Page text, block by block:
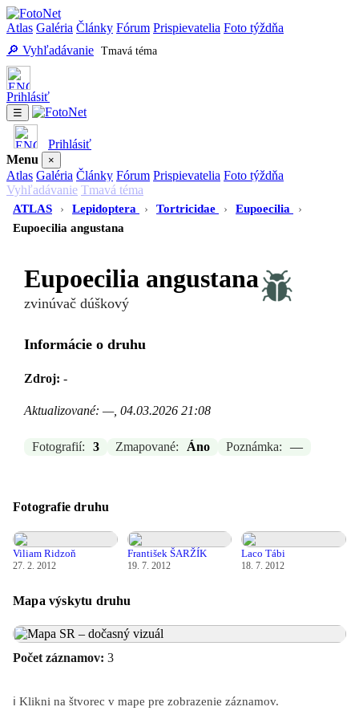
Atlas Galéria Články Fórum Prispievatelia Foto týždňa
🔎 Vyhľadávanie Tmavá téma
Prihlásiť
☰
Prihlásiť
Menu
×
Atlas Galéria Články Fórum Prispievatelia Foto týždňa
Vyhľadávanie Tmavá téma
ATLAS
› Lepidoptera › Tortricidae › Eupoecilia
›
Eupoecilia angustana
Eupoecilia angustana
zvinúvač dúškový
Informácie o druhu
Zdroj: -
Aktualizované: —, 04.03.2026 21:08
Fotografií: 3 Zmapované: Áno Poznámka: —
Fotografie druhu
Viliam Ridzoň
27. 2. 2012
František ŠARŽÍK
19. 7. 2012
Laco Tábi
18. 7. 2012
Mapa výskytu druhu
Počet záznamov: 3
ℹ️ Klikni na štvorec v mape pre zobrazenie záznamov.